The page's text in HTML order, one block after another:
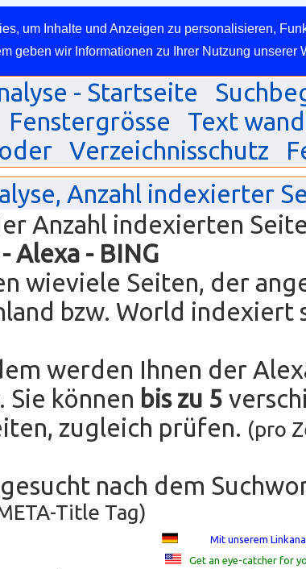
um Inhalte und Anzeigen zu personalisieren,
geben wir Informationen zu Ihrer Nutzung
- Startseite
Fenstergrösse Text
Verzeichnisschutz
Anzahl indexierter
Anzahl indexierten
- Alexa - BING
wieviele Seiten, der
bzw. World indexiert
werden Ihnen der
Sie können bis zu 5
zugleich prüfen. (pro
nach dem
Title Tag)
Mit unserem
Get an eye-catcher for